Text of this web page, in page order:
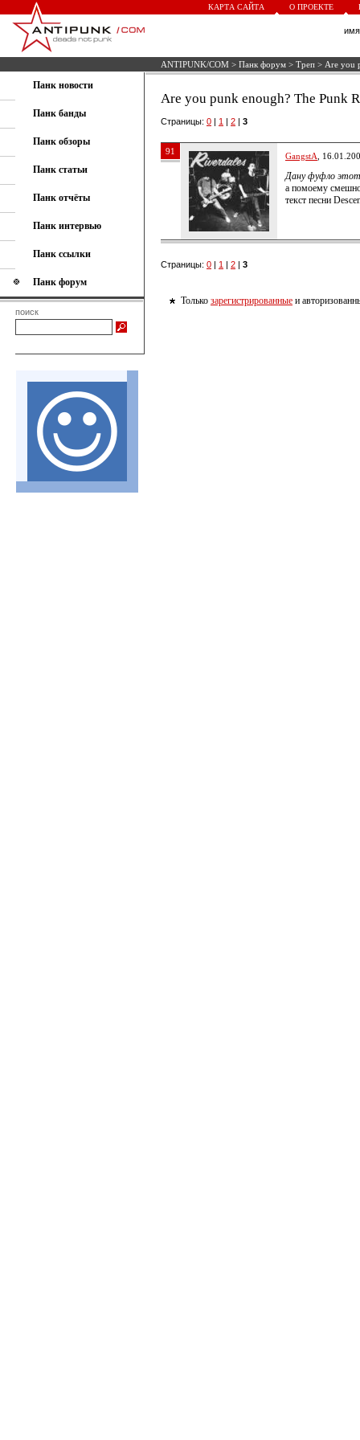
КАРТА САЙТА О ПРОЕКТЕ
ANTIPUNK/COM > Панк форум > Треп > Are you
Панк новости
Панк банды
Панк обзоры
Панк статьи
Панк отчёты
Панк интервью
Панк ссылки
Панк форум
поиск
Are you punk enough? The Punk
Страницы: 0 | 1 | 2 | 3
91 GangstA ,
Дану фуфло
а помоему
текст песни
Страницы: 0 | 1 | 2 | 3
Только зарегистрированные и